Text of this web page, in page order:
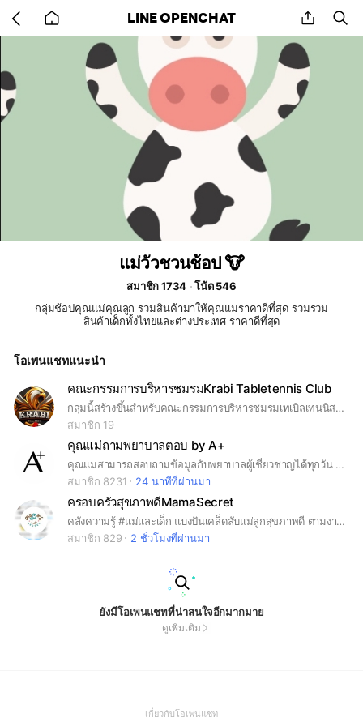
back
to
home
LINE OPENCHAT share
แม่วัวชวนช้อป 🐮
สมาชิก 1734
โน้ต 546
กลุ่มช้อปคุณแม่คุณลูก รวมสินค้ามาให้คุณแม่ราคาดีที่สุด รวมรวม
สินค้าเด็กทั้งไทยและต่างประเทศ ราคาดีที่สุด
โอเพนแชทแนะนำ
คณะกรรมการบริหารชมรมKrabi Tabletennis Club
กลุ่มนี้สร้างขึ้นสำหรับคณะกรรมการบริหารชมรมเทเบิลเทนนิสจังหวัดกระบี่เท่านั้น ใช้สำหรับขับเคลื่อนชมรมและแจ้งข่าวสารต่างๆ
สมาชิก 19
คุณแม่ถามพยาบาลตอบ by A+
คุณแม่สามารถสอบถามข้อมูลกับพยาบาลผู้เชี่ยวชาญได้ทุกวัน 24 ชั่วโมง ทั้งในเรื่อง ✔ การเตรียมความพร้อมสำหรับคุณแม่ที่กำลังตั้งครรภ์ ✔ ให้คำปรึกษาด้านการเลี้ยงลูกด้วยนมแม่ ✔ ข้อมูลสุขภาพของคุณแม่และลูกน้อย ✔ พัฒนาการต่าง ๆ ในแต่ละช่วงวัย 📌 ทุกปัญหาที่คุณแม่กังวลใจ เรามีคำตอบ พูดคุยกับทีมพยาบาลผู้เชี่ยวชาญได้เลยค่ะ
สมาชิก 8231
24 นาทีที่ผ่านมา
ครอบครัวสุขภาพดีMamaSecret
คลังความรู้ #แม่และเด็ก แบ่งปันเคล็ดลับแม่ลูกสุขภาพดี ตามงานวิจัยและหลักโภชนาการ แจกสูตร #เมนูลูกรัก พูดคุย ปรึกษาปัญหา #สุขภาพแม่ลูก #แม่ท้อง #แม่ให้นม
สมาชิก 829
2 ชั่วโมงที่ผ่านมา
ยังมีโอเพนแชทที่น่าสนใจอีกมากมาย
ดูเพิ่มเติม
เกี่ยวกับโอเพนแชท(Open